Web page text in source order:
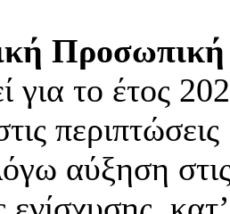
για το έτος
αύξηση